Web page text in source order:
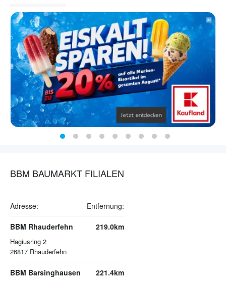
BBM BAUMARKT FILIALEN
Adresse: Entfernung:
BBM Rhauderfehn
Hagiusring 2
26817 Rhauderfehn
219.0km
BBM Barsinghausen 221.4km